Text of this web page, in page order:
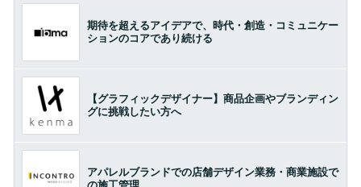
期待を超えるアイデアで、時代・創造・コミュニケー
ションのコアであり続ける
【グラフィックデザイナー】商品企画やブランディン
グに挑戦したい方へ
アパレルブランドでの店舗デザイン業務・商業施設で